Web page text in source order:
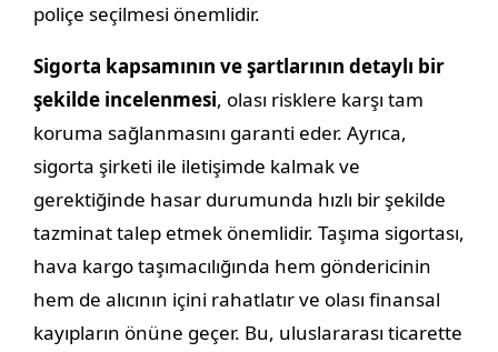
poliçe seçilmesi önemlidir.
Sigorta kapsamının ve şartlarının detaylı bir
şekilde incelenmesi, olası risklere karşı tam
koruma sağlanmasını garanti eder. Ayrıca,
sigorta şirketi ile iletişimde kalmak ve
gerektiğinde hasar durumunda hızlı bir şekilde
tazminat talep etmek önemlidir. Taşıma sigortası,
hava kargo taşımacılığında hem göndericinin
hem de alıcının içini rahatlatır ve olası finansal
kayıpların önüne geçer. Bu, uluslararası ticarette